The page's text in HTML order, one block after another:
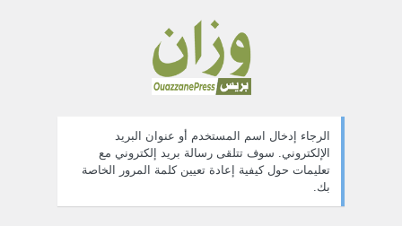
الرجاء إدخال اسم المستخدم أو عنوان البريد
الإلكتروني. سوف تتلقى رسالة بريد إلكتروني مع
تعليمات حول كيفية إعادة تعيين كلمة المرور الخاصة
بك.